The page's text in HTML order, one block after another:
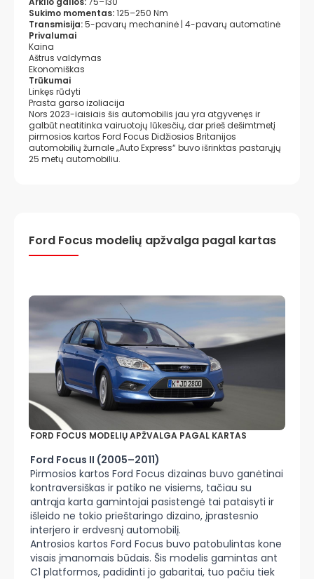
Sukimo momentas:125–250 Nm
Transmisija:5-pavarų mechaninė | 4-pavarų automatinė
Privalumai
Kaina
Aštrus valdymas
Ekonomiškas
Trūkumai
Linkęs rūdyti
Prasta garso izoliacija
Nors 2023-iaisiais šis automobilis jau yra atgyvenęs ir
galbūt neatitinka vairuotojų lūkesčių, dar prieš dešimtmetį
pirmosios kartos Ford Focus Didžiosios Britanijos
automobilių žurnale „Auto Express“ buvo išrinktas pastarųjų
25 metų automobiliu.
Ford Focus modelių apžvalga pagal kartas
FORD FOCUS MODELIŲ APŽVALGA PAGAL KARTAS
Ford Focus II (2005–2011)
Pirmosios kartos Ford Focus dizainas buvo ganėtinai
kontraversiškas ir patiko ne visiems, tačiau su
antrąja karta gamintojai pasistengė tai pataisyti ir
išleido ne tokio prieštaringo dizaino, įprastesnio
interjero ir erdvesnį automobilį.
Antrosios kartos Ford Focus buvo patobulintas kone
visais įmanomais būdais. Šis modelis gamintas ant
C1 platformos, padidinti jo gabaritai, tuo pačiu tiek